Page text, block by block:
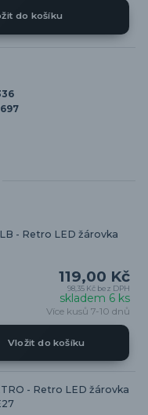
do košíku
- Retro LED žárovka
119,00 Kč
98,35 Kč bez DPH
skladem 6 ks
Více kusů 7-10 dnů
Vložit do košíku
- Retro LED žárovka